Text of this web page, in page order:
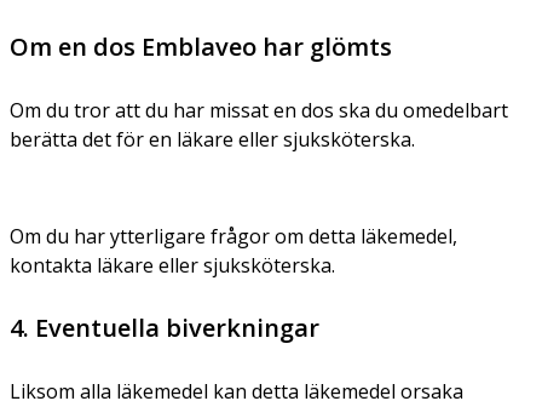
Om en dos Emblaveo har glömts
Om du tror att du har missat en dos ska du omedelbart
berätta det för en läkare eller sjuksköterska.
Om du har ytterligare frågor om detta läkemedel,
kontakta läkare eller sjuksköterska.
4. Eventuella biverkningar
Liksom alla läkemedel kan detta läkemedel orsaka